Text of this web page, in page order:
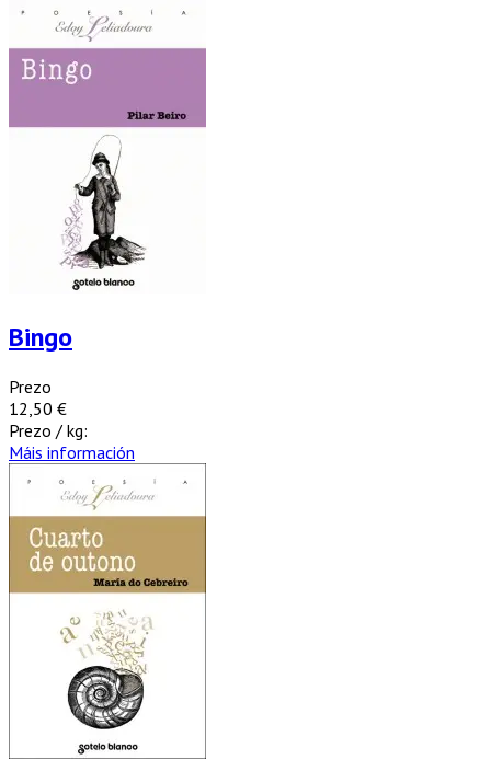
Bingo
Prezo
12,50 €
Prezo / kg:
Máis información